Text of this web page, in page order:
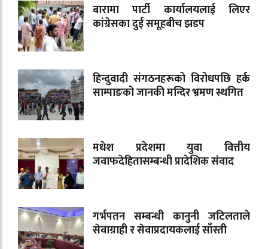
बारामा पार्टी कार्यालयलाई लिएर
कांग्रेसका दुई समूहबीच झडप
हिन्दुवादी संगठनहरूको विरोधपछि हर्क
साम्पाङको जानकी मन्दिर भ्रमण स्थगित
मधेश प्रदेशमा युवा वित्तीय
जवाफदेहितासम्बन्धी प्रादेशिक संवाद
गर्भपतन सम्बन्धी कानुनी जटिलताले
सेवाग्राही र सेवाप्रदायकलाई साँस्ती